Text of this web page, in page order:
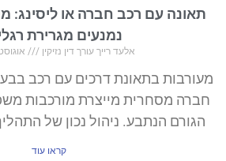
תאונה עם רכב חברה או ליסינג:
נמנעים מגרירת
אלעד רייך עורך דין נזיקין אוגוסט 2,
מעורבות בתאונת דרכים עם רכב
חברה מסחרית מייצרת מורכבות
הגורם הנתבע. ניהול נכון של
קראו עוד